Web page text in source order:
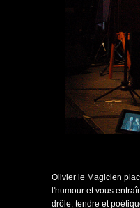
Olivier le Magicien
l'humour et vous
drôle, tendre et